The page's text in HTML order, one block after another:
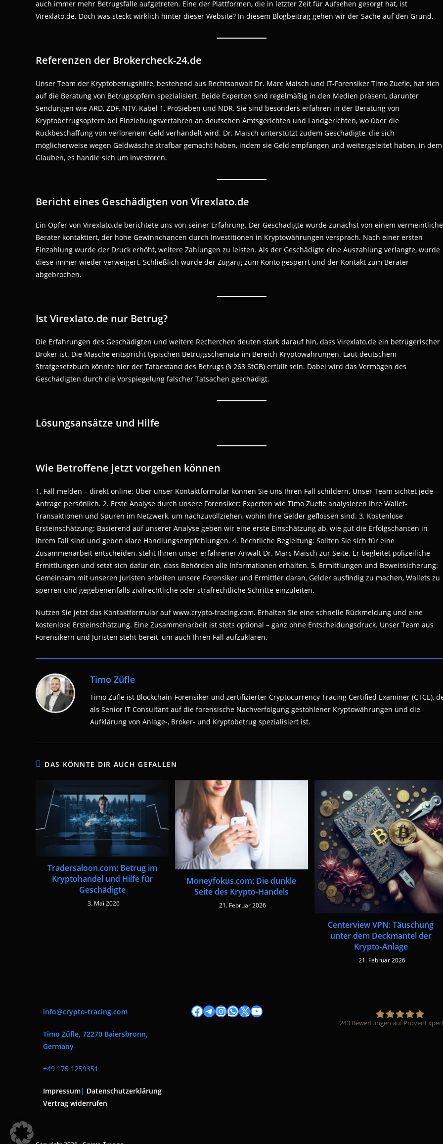
auch immer mehr Betrugsfälle aufgetreten. Eine der Plattformen, die in letzter Zeit für Aufsehen gesorgt hat, ist
Virexlato.de. Doch was steckt wirklich hinter dieser Website? In diesem Blogbeitrag gehen wir der Sache auf den Grund.
Referenzen der Brokercheck-24.de
Unser Team der Kryptobetrugshilfe, bestehend aus Rechtsanwalt Dr. Marc Maisch und IT-Forensiker Timo Zuefle, hat sich
auf die Beratung von Betrugsopfern spezialisiert. Beide Experten sind regelmäßig in den Medien präsent, darunter
Sendungen wie ARD, ZDF, NTV, Kabel 1, ProSieben und NDR. Sie sind besonders erfahren in der Beratung von
Kryptobetrugsopfern bei Einziehungsverfahren an deutschen Amtsgerichten und Landgerichten, wo über die
Rückbeschaffung von verlorenem Geld verhandelt wird. Dr. Maisch unterstützt zudem Geschädigte, die sich
möglicherweise wegen Geldwäsche strafbar gemacht haben, indem sie Geld empfangen und weitergeleitet haben, in dem
Glauben, es handle sich um Investoren.
Bericht eines Geschädigten von Virexlato.de
Ein Opfer von Virexlato.de berichtete uns von seiner Erfahrung. Der Geschädigte wurde zunächst von einem
Berater kontaktiert, der hohe Gewinnchancen durch Investitionen in Kryptowährungen versprach. Nach einer ersten
Einzahlung wurde der Druck erhöht, weitere Zahlungen zu leisten. Als der Geschädigte eine Auszahlung verlangte, wurde
diese immer wieder verweigert. Schließlich wurde der Zugang zum Konto gesperrt und der Kontakt zum Berater
abgebrochen.
Ist Virexlato.de nur Betrug?
Die Erfahrungen des Geschädigten und weitere Recherchen deuten stark darauf hin, dass Virexlato.de ein betrügerischer
Broker ist. Die Masche entspricht typischen Betrugsschemata im Bereich Kryptowährungen. Laut deutschem
Strafgesetzbuch könnte hier der Tatbestand des Betrugs (§ 263 StGB) erfüllt sein. Dabei wird das Vermögen des
Geschädigten durch die Vorspiegelung falscher Tatsachen geschädigt.
Lösungsansätze und Hilfe
Wie Betroffene jetzt vorgehen können
1. Fall melden – direkt online: Über unser Kontaktformular können Sie uns Ihren Fall schildern. Unser Team sichtet jede
Anfrage persönlich. 2. Erste Analyse durch unsere Forensiker: Experten wie Timo Zuefle analysieren Ihre Wallet-
Transaktionen und Spuren im Netzwerk, um nachzuvollziehen, wohin Ihre Gelder geflossen sind. 3. Kostenlose
Ersteinschätzung: Basierend auf unserer Analyse geben wir eine erste Einschätzung ab, wie gut die Erfolgschancen in
Ihrem Fall sind und geben klare Handlungsempfehlungen. 4. Rechtliche Begleitung: Sollten Sie sich für eine
Zusammenarbeit entscheiden, steht Ihnen unser erfahrener Anwalt Dr. Marc Maisch zur Seite. Er begleitet polizeiliche
Ermittlungen und setzt sich dafür ein, dass Behörden alle Informationen erhalten. 5. Ermittlungen und Beweissicherung:
Gemeinsam mit unseren Juristen arbeiten unsere Forensiker und Ermittler daran, Gelder ausfindig zu machen, Wallets zu
sperren und gegebenenfalls zivilrechtliche oder strafrechtliche Schritte einzuleiten.
Nutzen Sie jetzt das Kontaktformular auf www.crypto-tracing.com. Erhalten Sie eine schnelle Rückmeldung und eine
kostenlose Ersteinschätzung. Eine Zusammenarbeit ist stets optional – ganz ohne Entscheidungsdruck. Unser Team aus
Forensikern und Juristen steht bereit, um auch Ihren Fall aufzuklären.
Timo Züfle
Timo Züfle ist Blockchain-Forensiker und zertifizierter Cryptocurrency Tracing Certified Examiner (CTCE),
als Senior IT Consultant auf die forensische Nachverfolgung gestohlener Kryptowährungen und die
Aufklärung von Anlage-, Broker- und Kryptobetrug spezialisiert ist.
DAS KÖNNTE DIR AUCH GEFALLEN
Tradersaloon.com: Betrug im
Kryptohandel und Hilfe für
Geschädigte
3. Mai 2026
Moneyfokus.com: Die dunkle
Seite des Krypto-Handels
21. Februar 2026
Centerview VPN: Täuschung
unter dem Deckmantel der
Krypto-Anlage
21. Februar 2026
info@crypto-tracing.com
Timo Züfle, 72270 Baiersbronn,
Germany
+49 175 1259351
Impressum| Datenschutzerklärung
Vertrag widerrufen
Facebook
Telegram
Instagram
WhatsApp
X YouTube
243 Bewertungen auf